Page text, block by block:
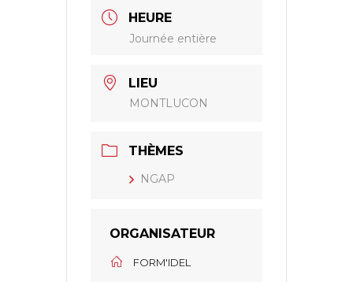
HEURE
Journée entière
LIEU
MONTLUCON
THÈMES
NGAP
ORGANISATEUR
FORM'IDEL